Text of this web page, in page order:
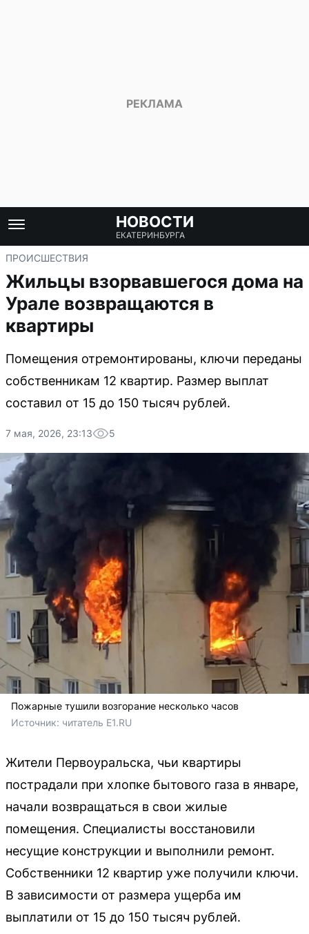
НОВОСТИ
ЕКАТЕРИНБУРГА
ПРОИСШЕСТВИЯ
Жильцы взорвавшегося дома на
Урале возвращаются в
квартиры
Помещения отремонтированы, ключи переданы
собственникам 12 квартир. Размер выплат
составил от 15 до 150 тысяч рублей.
7 мая, 2026, 23:13 5
Пожарные тушили возгорание несколько часов
Источник: читатель E1.RU
Жители Первоуральска, чьи квартиры
пострадали при хлопке бытового газа в январе,
начали возвращаться в свои жилые
помещения. Специалисты восстановили
несущие конструкции и выполнили ремонт.
Собственники 12 квартир уже получили ключи.
В зависимости от размера ущерба им
выплатили от 15 до 150 тысяч рублей.